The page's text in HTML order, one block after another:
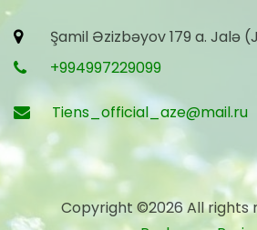
Şamil Əzizbəyov 179 a. Jalə
+994997229099
Tiens_official_aze@mail.ru
Copyright ©2026 All rights